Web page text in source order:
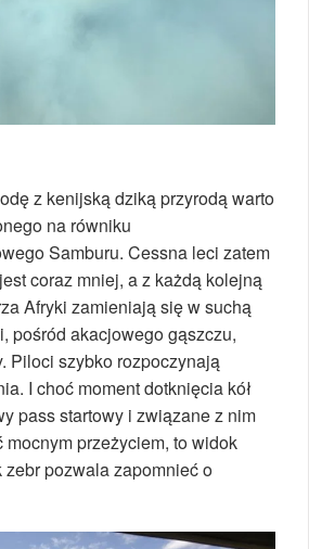
z kenijską dziką przyrodą warto
na równiku
Samburu. Cessna leci zatem
coraz mniej, a z każdą kolejną
Afryki zamieniają się w suchą
pośród akacjowego gąszczu,
Piloci szybko rozpoczynają
I choć moment dotknięcia kół
pass startowy i związane z nim
mocnym przeżyciem, to widok
pozwala zapomnieć o